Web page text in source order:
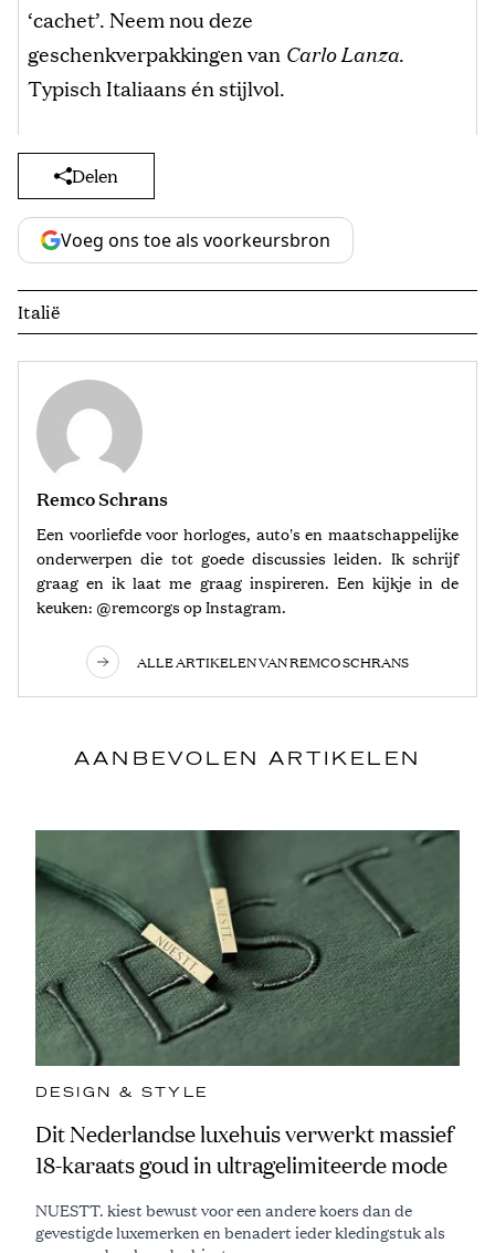
‘cachet’. Neem nou deze
geschenkverpakkingen van Carlo Lanza.
Typisch Italiaans én stijlvol.
Delen
Voeg ons toe als voorkeursbron
Italië
Remco Schrans
Een voorliefde voor horloges, auto's en maatschappelijke
onderwerpen die tot goede discussies leiden. Ik schrijf
graag en ik laat me graag inspireren. Een kijkje in de
keuken: @remcorgs op Instagram.
ALLE ARTIKELEN VAN REMCO SCHRANS
AANBEVOLEN ARTIKELEN
DESIGN & STYLE
Dit Nederlandse luxehuis verwerkt massief
18-karaats goud in ultragelimiteerde mode
NUESTT. kiest bewust voor een andere koers dan de
gevestigde luxemerken en benadert ieder kledingstuk als